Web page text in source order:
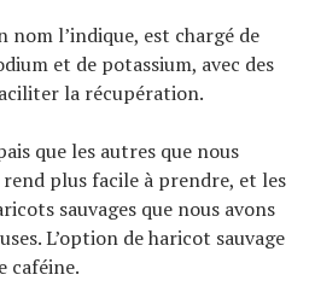
nom l’indique, est chargé de
et de potassium, avec des
la récupération.
que les autres que nous
rend plus facile à prendre, et les
sauvages que nous avons
L’option de haricot sauvage
caféine.